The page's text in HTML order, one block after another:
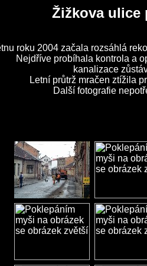
Žižkova ulice
roku 2004 začala rozsáhlá
Nejdříve probíhala kontrola a
kanalizace
Letní průtrž mračen ztížila
Další fotografie